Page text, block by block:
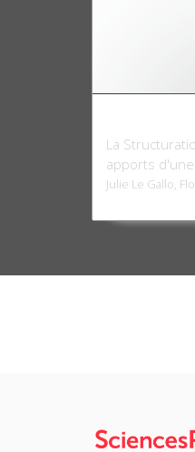
La
apports
Julie Le Gallo,